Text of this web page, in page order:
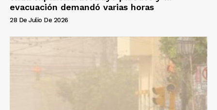
evacuación demandó varias horas
28 De Julio De 2026